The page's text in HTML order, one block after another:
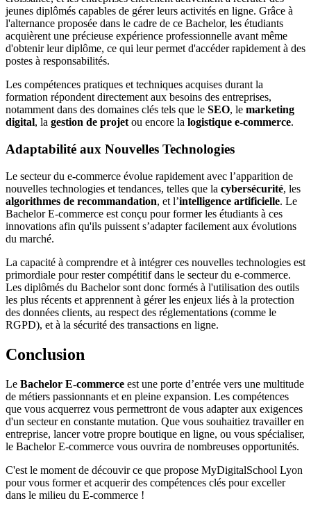
jeunes diplômés capables de gérer leurs activités en ligne. Grâce à
l'alternance proposée dans le cadre de ce Bachelor, les étudiants
acquièrent une précieuse expérience professionnelle avant même
d'obtenir leur diplôme, ce qui leur permet d'accéder rapidement à des
postes à responsabilités.
Les compétences pratiques et techniques acquises durant la
formation répondent directement aux besoins des entreprises,
notamment dans des domaines clés tels que le SEO, le marketing
digital, la gestion de projet ou encore la logistique e-commerce.
Adaptabilité aux Nouvelles Technologies
Le secteur du e-commerce évolue rapidement avec l’apparition de
nouvelles technologies et tendances, telles que la cybersécurité, les
algorithmes de recommandation, et l’intelligence artificielle. Le
Bachelor E-commerce est conçu pour former les étudiants à ces
innovations afin qu'ils puissent s’adapter facilement aux évolutions
du marché.
La capacité à comprendre et à intégrer ces nouvelles technologies est
primordiale pour rester compétitif dans le secteur du e-commerce.
Les diplômés du Bachelor sont donc formés à l'utilisation des outils
les plus récents et apprennent à gérer les enjeux liés à la protection
des données clients, au respect des réglementations (comme le
RGPD), et à la sécurité des transactions en ligne.
Conclusion
Le Bachelor E-commerce est une porte d’entrée vers une multitude
de métiers passionnants et en pleine expansion. Les compétences
que vous acquerrez vous permettront de vous adapter aux exigences
d'un secteur en constante mutation. Que vous souhaitiez travailler en
entreprise, lancer votre propre boutique en ligne, ou vous spécialiser,
le Bachelor E-commerce vous ouvrira de nombreuses opportunités.
C'est le moment de découvir ce que propose MyDigitalSchool Lyon
pour vous former et acquerir des compétences clés pour exceller
dans le milieu du E-commerce !